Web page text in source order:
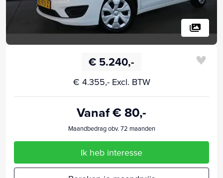
€ 5.240,-
€ 4.355,- Excl. BTW
Vanaf € 80,-
Maandbedrag obv. 72 maanden
Ik heb interesse